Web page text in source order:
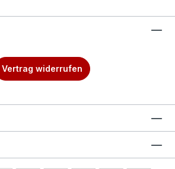
Vertrag widerrufen